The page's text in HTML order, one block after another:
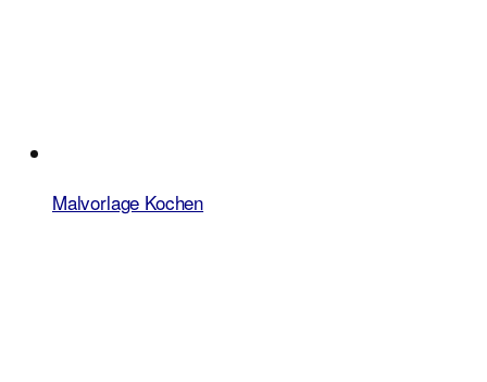
Malvorlage Kochen